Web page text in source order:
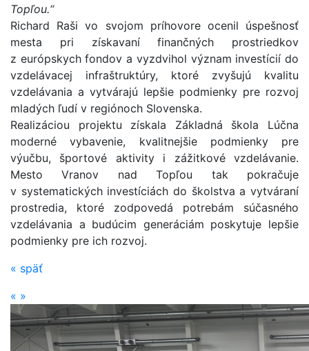
Topľou.“
Richard Raši vo svojom príhovore ocenil úspešnosť
mesta pri získavaní finančných prostriedkov
z európskych fondov a vyzdvihol význam investícií do
vzdelávacej infraštruktúry, ktoré zvyšujú kvalitu
vzdelávania a vytvárajú lepšie podmienky pre rozvoj
mladých ľudí v regiónoch Slovenska.
Realizáciou projektu získala Základná škola Lúčna
moderné vybavenie, kvalitnejšie podmienky pre
výučbu, športové aktivity i zážitkové vzdelávanie.
Mesto Vranov nad Topľou tak pokračuje
v systematických investíciách do školstva a vytváraní
prostredia, ktoré zodpovedá potrebám súčasného
vzdelávania a budúcim generáciám poskytuje lepšie
podmienky pre ich rozvoj.
« späť
« »